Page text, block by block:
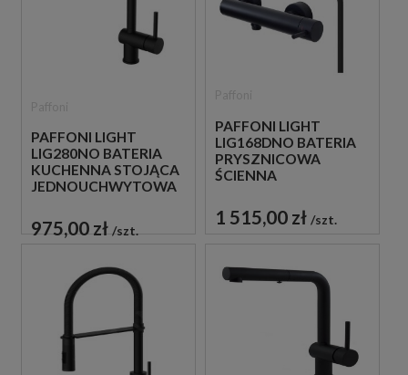
PAFFONI LIGHT
LIG280NO BATERIA
KUCHENNA STOJĄCA
JEDNOUCHWYTOWA
975,00 zł szt.
PAFFONI LIGHT
LIG168DNO BATERIA
PRYSZNICOWA
ŚCIENNA
CZARNA
1 515,00 zł szt.